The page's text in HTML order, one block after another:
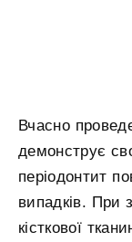
Вчасно
демонструє
періодонтит
випадків. При
кісткової